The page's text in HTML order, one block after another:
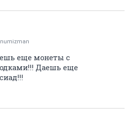
numizman
еще монеты с
Даешь еще